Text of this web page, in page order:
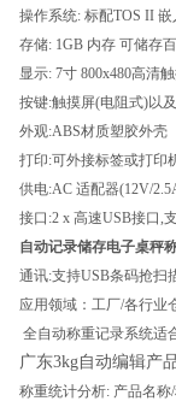
操作系统: 标配TOS II
存储: 1GB 内存 可储存
显示: 7寸 800x480高清
按键:触摸屏(电阻式)以
外观:ABS材质塑胶外壳
打印:可外接标签或打
供电:AC 适配器(12V/
接口:2 x 高速USB接口,
自动记录储存电子桌秤
通讯:支持USB条码抢
应用领域：工厂/各行业
全自动称重记录系统适
广东3kg自动编辑产
称重统计分析: 产品名